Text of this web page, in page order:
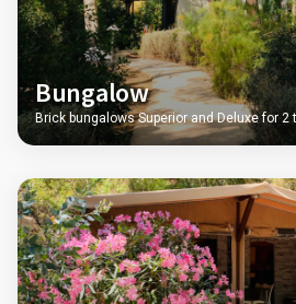
Bungalow
Brick bungalows Superior and Deluxe for 2